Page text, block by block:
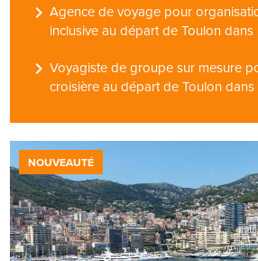
navigate_nextAgence de voyage pour
inclusive au départ de Toulon dans
navigate_nextVoyagiste de groupe sur mesure
croisière au départ de Toulon dans
NOUVEAUTÉ